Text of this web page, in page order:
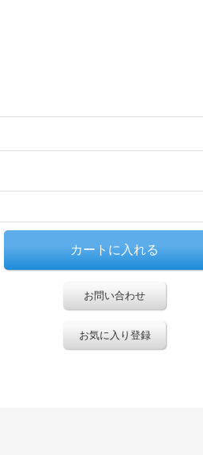
お問い合わせ
お気に入り登録